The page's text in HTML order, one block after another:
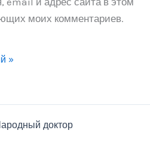
моих комментариев.
доктор